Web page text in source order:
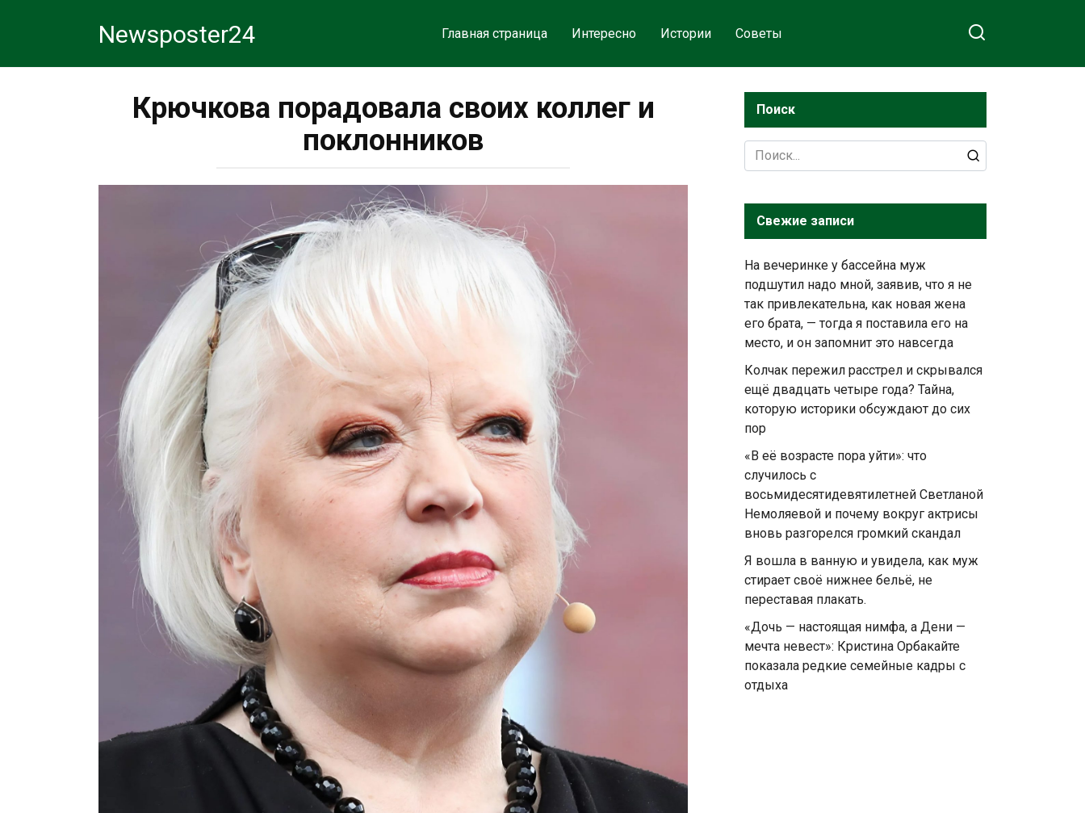
Newsposter24 Главная страница Интересно Истории Советы
Крючкова порадовала своих коллег и
поклонников
Поиск
Search
for:
Свежие записи
На вечеринке у бассейна муж
подшутил надо мной, заявив, что я не
так привлекательна, как новая жена
его брата, — тогда я поставила его на
место, и он запомнит это навсегда
Колчак пережил расстрел и скрывался
ещё двадцать четыре года? Тайна,
которую историки обсуждают до сих
пор
«В её возрасте пора уйти»: что
случилось с
восьмидесятидевятилетней Светланой
Немоляевой и почему вокруг актрисы
вновь разгорелся громкий скандал
Я вошла в ванную и увидела, как муж
стирает своё нижнее бельё, не
переставая плакать.
«Дочь — настоящая нимфа, а Дени —
мечта невест»: Кристина Орбакайте
показала редкие семейные кадры с
отдыха